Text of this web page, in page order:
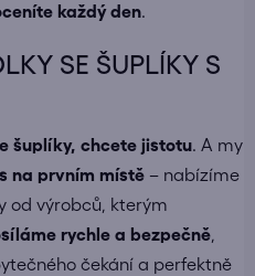
každý den.
SE ŠUPLÍKY S
šuplíky, chcete jistotu. A my
na prvním místě – nabízíme
od výrobců, kterým
rychle a bezpečně
čekání a perfektně